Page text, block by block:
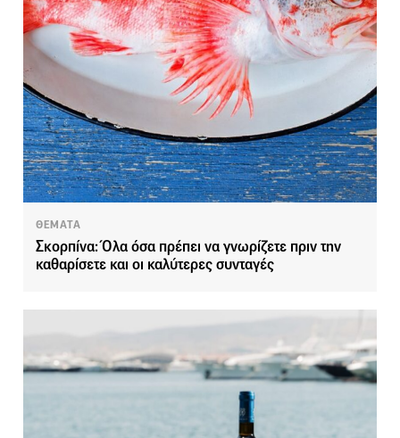
ΘΕΜΑΤΑ
Σκορπίνα: Όλα όσα πρέπει να γνωρίζετε πριν την
καθαρίσετε και οι καλύτερες συνταγές